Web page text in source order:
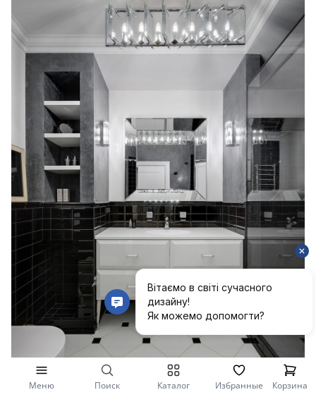
Меню Поиск Каталог Избранные Корзина